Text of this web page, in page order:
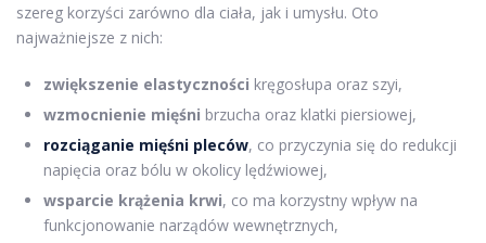
szereg korzyści zarówno dla ciała, jak i umysłu. Oto
najważniejsze z nich:
zwiększenie elastyczności kręgosłupa oraz szyi,
wzmocnienie mięśni brzucha oraz klatki piersiowej,
rozciąganie mięśni pleców, co przyczynia się do redukcji
napięcia oraz bólu w okolicy lędźwiowej,
wsparcie krążenia krwi, co ma korzystny wpływ na
funkcjonowanie narządów wewnętrznych,